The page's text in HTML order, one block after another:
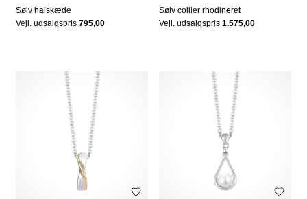
Sølv halskæde
Vejl. udsalgspris 795,00
Sølv collier rhodineret
Vejl. udsalgspris1.575,00